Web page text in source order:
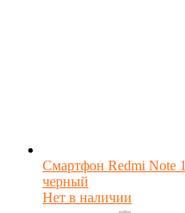
Смартфон Redmi Note
черный
Нет в наличии